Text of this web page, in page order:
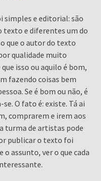
simples e editorial: são
texto e diferentes um do
que o autor do texto
qualidade muito
isso ou aquilo é bom,
fazendo coisas bem
Se é bom ou não, é
O fato é: existe. Tá ai
comprarem e irem aos
turma de artistas pode
publicar o texto foi
assunto, ver o que cada